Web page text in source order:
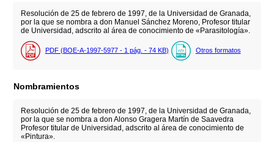
Resolución de 25 de febrero de 1997, de la Universidad de Granada,
por la que se nombra a don Manuel Sánchez Moreno, Profesor titular
de Universidad, adscrito al área de conocimiento de «Parasitología».
PDF (BOE-A-1997-5977 - 1 pág. - 74 KB) Otros formatos
Nombramientos
Resolución de 25 de febrero de 1997, de la Universidad de Granada,
por la que se nombra a don Alonso Gragera Martín de Saavedra
Profesor titular de Universidad, adscrito al área de conocimiento de
«Pintura».